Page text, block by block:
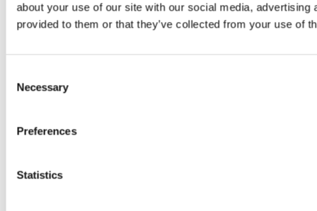
about your use of our site with our social media,
provided to them or that they’ve collected from your use of
Selection
Necessary
Preferences
Statistics